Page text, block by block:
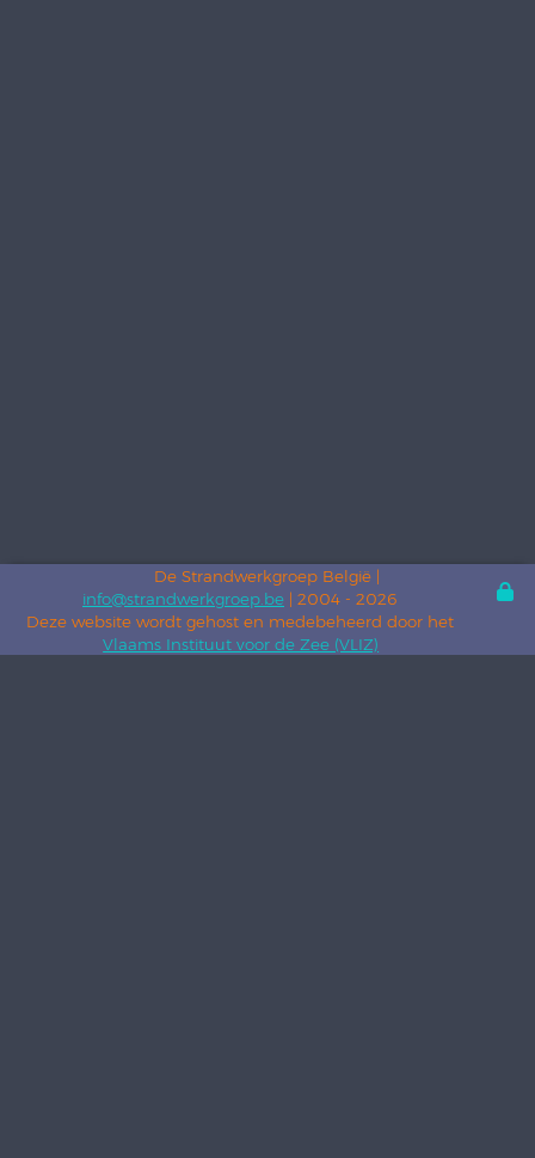
De Strandwerkgroep België |
info@strandwerkgroep.be | 2004 - 2026
Deze website wordt gehost en medebeheerd door het
Vlaams Instituut voor de Zee (VLIZ)